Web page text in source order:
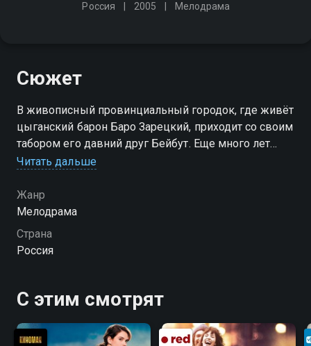
Россия 2005 Мелодрама
Сюжет
В живописный провинциальный городок, где живёт
цыганский барон Баро Зарецкий, приходит со своим
табором его давний друг Бейбут. Еще много лет
назад приятели условились поженить своих детей,
Читать дальше
Жанр
Мелодрама
Страна
Россия
С этим смотрят